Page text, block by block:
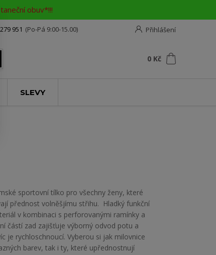
obuv*!!!
Přihlášení
279 951 (Po-Pá 9:00-15.00)
0 Kč
SLEVY
sportovní tílko pro všechny ženy, které
přednost volněšjímu střihu. Hladký funkční
v kombinaci s perforovanými ramínky a
částí zad zajišťuje výborný odvod potu a
je rychloschnoucí. Vyberou si jak milovnice
barev, tak i ty, které upřednostnují